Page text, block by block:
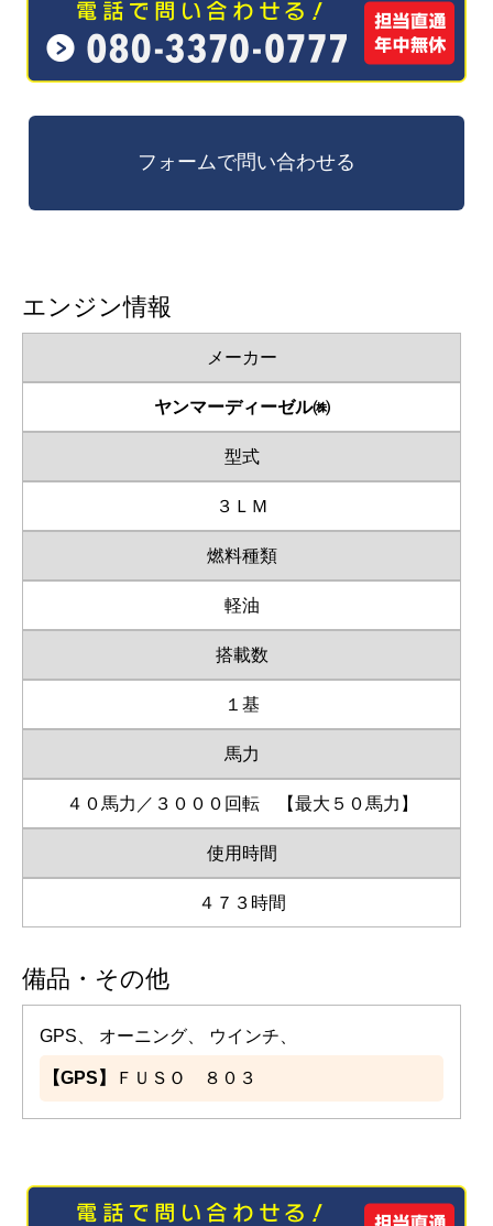
エンジン情報
メーカー
ヤンマーディーゼル㈱
型式
３ＬＭ
燃料種類
軽油
搭載数
１基
馬力
４０馬力／３０００回転 【最大５０馬力】
使用時間
４７３時間
備品・その他
GPS、 オーニング、 ウインチ、
【GPS】 ＦＵＳＯ ８０３